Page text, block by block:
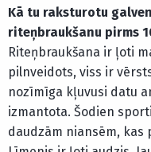
Kā tu raksturotu
riteņbraukšanu pirms
Riteņbraukšana ir ļoti
pilnveidots, viss ir
nozīmīga kļuvusi datu
izmantota. Šodien
daudzām niansēm, kas